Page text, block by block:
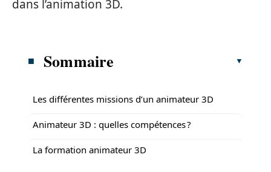
dans l’animation 3D.
Sommaire
Les différentes missions d’un animateur 3D
Animateur 3D : quelles compétences ?
La formation animateur 3D